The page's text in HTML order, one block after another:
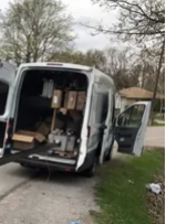
hacia una
la oposición en un
Las conversaciones
se postergaron
Jorge Rodríguez,
del
es
una transición en